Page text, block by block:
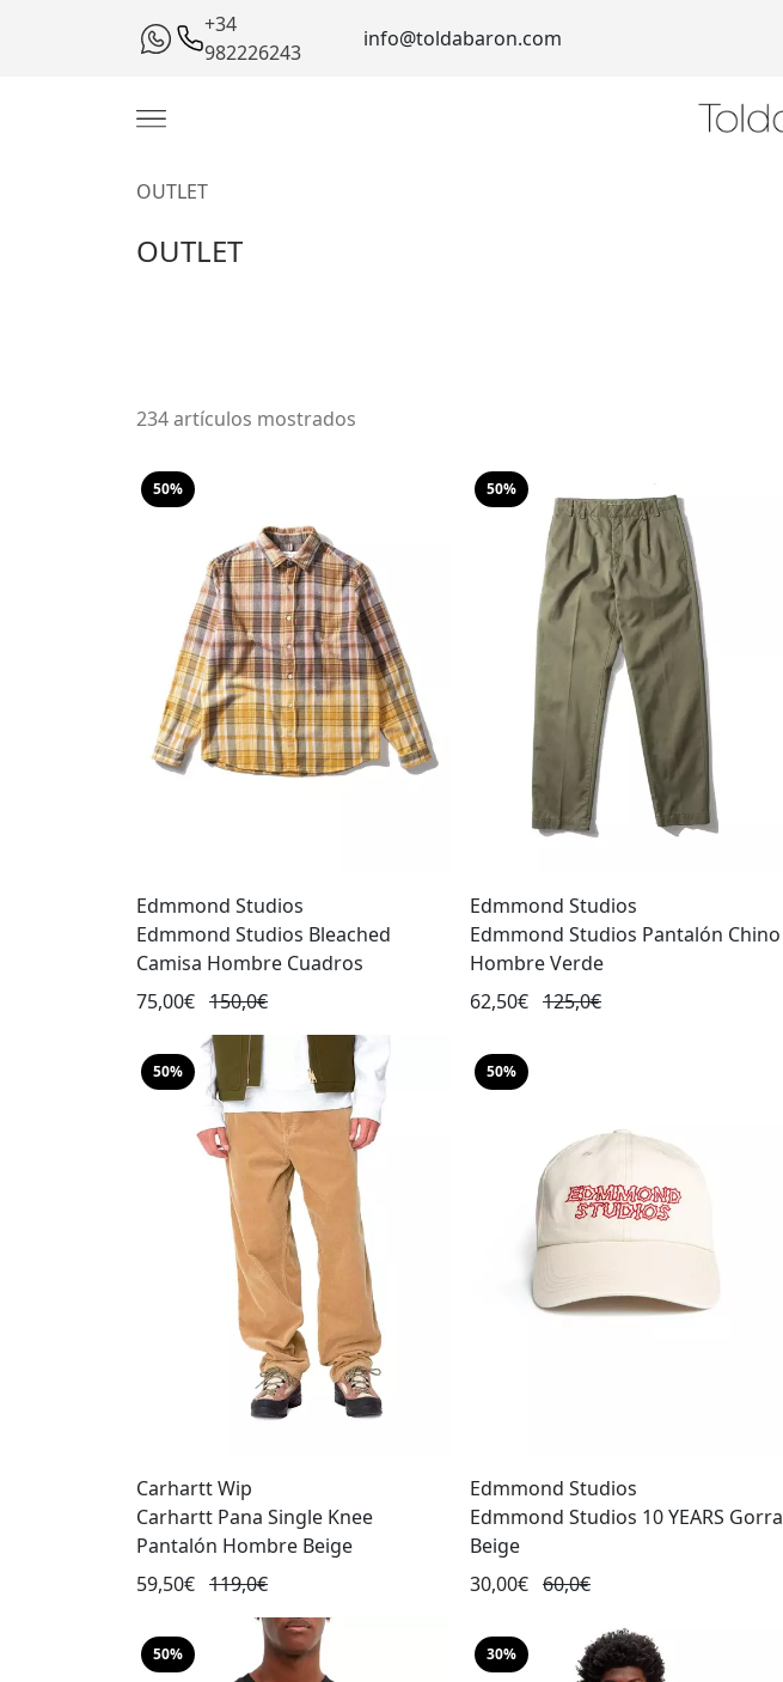
+34
982226243
info@toldabaron.com
OUTLET
OUTLET
234 artículos mostrados
50%
Edmmond Studios
Edmmond Studios Bleached
Camisa Hombre Cuadros
75,00€ 150,0€
50%
Edmmond Studios
Edmmond Studios Pantalón Chino
Hombre Verde
62,50€ 125,0€
50%
Carhartt Wip
Carhartt Pana Single Knee
Pantalón Hombre Beige
59,50€ 119,0€
50%
Edmmond Studios
Edmmond Studios 10 YEARS Gorra
Beige
30,00€ 60,0€
50% 30%